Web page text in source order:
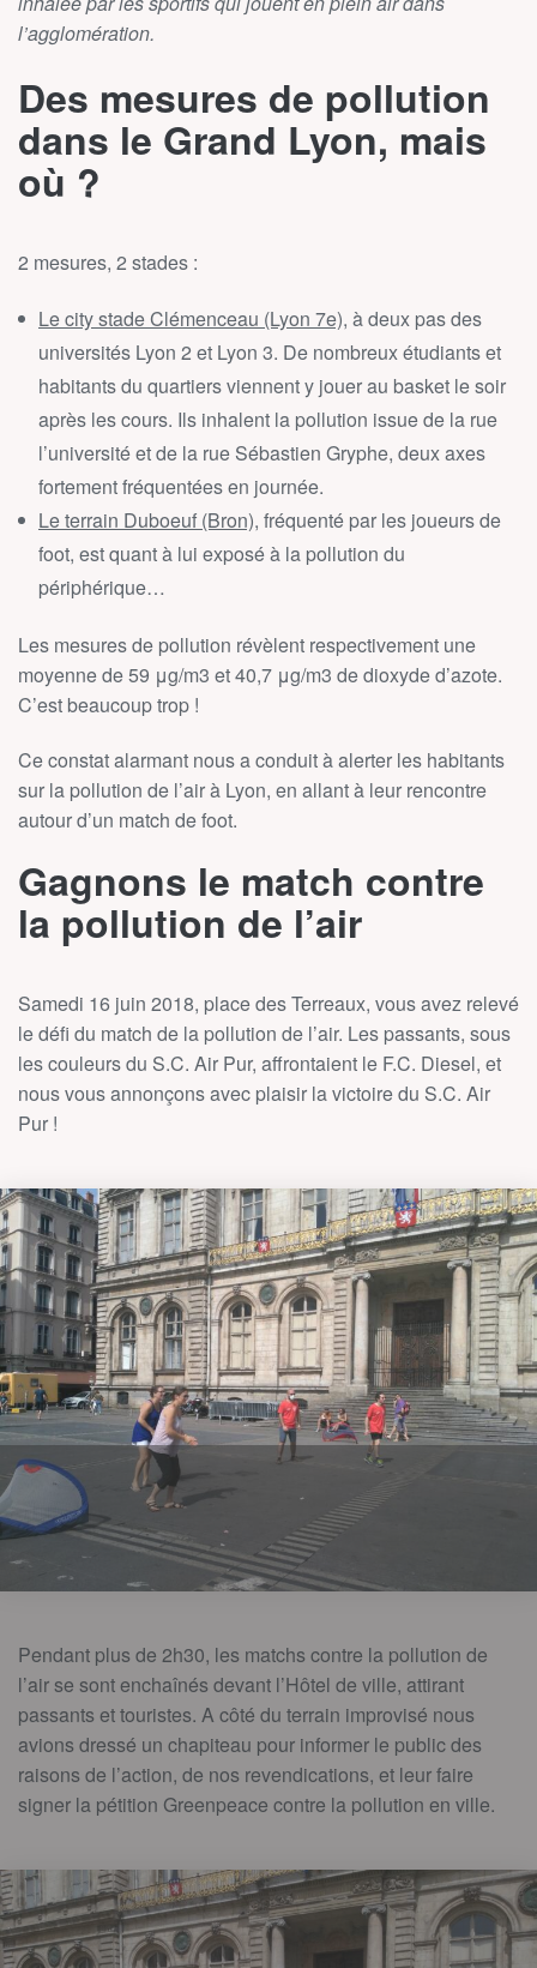
l’agglomération.
Des mesures de pollution
dans le Grand Lyon, mais
où ?
2 mesures, 2 stades :
Le city stade Clémenceau (Lyon 7e), à deux pas des
universités Lyon 2 et Lyon 3. De nombreux étudiants et
habitants du quartiers viennent y jouer au basket le soir
après les cours. Ils inhalent la pollution issue de la rue
l’université et de la rue Sébastien Gryphe, deux axes
fortement fréquentées en journée.
Le terrain Duboeuf (Bron), fréquenté par les joueurs de
foot, est quant à lui exposé à la pollution du
périphérique…
Les mesures de pollution révèlent respectivement une
moyenne de 59 μg/m3 et 40,7 μg/m3 de dioxyde d’azote.
C’est beaucoup trop !
Ce constat alarmant nous a conduit à alerter les habitants
sur la pollution de l’air à Lyon, en allant à leur rencontre
autour d’un match de foot.
Gagnons le match contre
la pollution de l’air
Samedi 16 juin 2018, place des Terreaux, vous avez relevé
le défi du match de la pollution de l’air. Les passants, sous
les couleurs du S.C. Air Pur, affrontaient le F.C. Diesel, et
nous vous annonçons avec plaisir la victoire du S.C. Air
Pur !
Pendant plus de 2h30, les matchs contre la pollution de
l’air se sont enchaînés devant l’Hôtel de ville, attirant
passants et touristes. A côté du terrain improvisé nous
avions dressé un chapiteau pour informer le public des
raisons de l’action, de nos revendications, et leur faire
signer la pétition Greenpeace contre la pollution en ville.